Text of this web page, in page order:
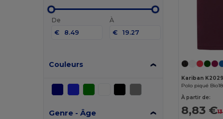
De
€
À
€
Couleurs
Genre - Âge
Kariban K2029
Polo piqué
À partir de:
8,83 €